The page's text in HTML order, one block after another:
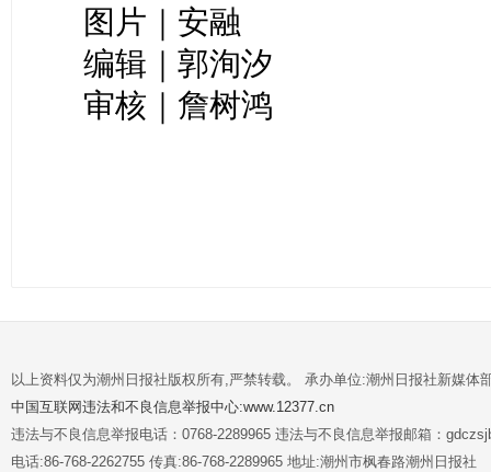
图片｜安融
编辑｜郭洵汐
审核｜詹树鸿
以上资料仅为潮州日报社版权所有,严禁转载。 承办单位:潮州日报社新媒体
中国互联网违法和不良信息举报中心:www.12377.cn
违法与不良信息举报电话：0768-2289965 违法与不良信息举报邮箱：
电话:86-768-2262755 传真:86-768-2289965 地址:潮州市枫春路潮州日报社